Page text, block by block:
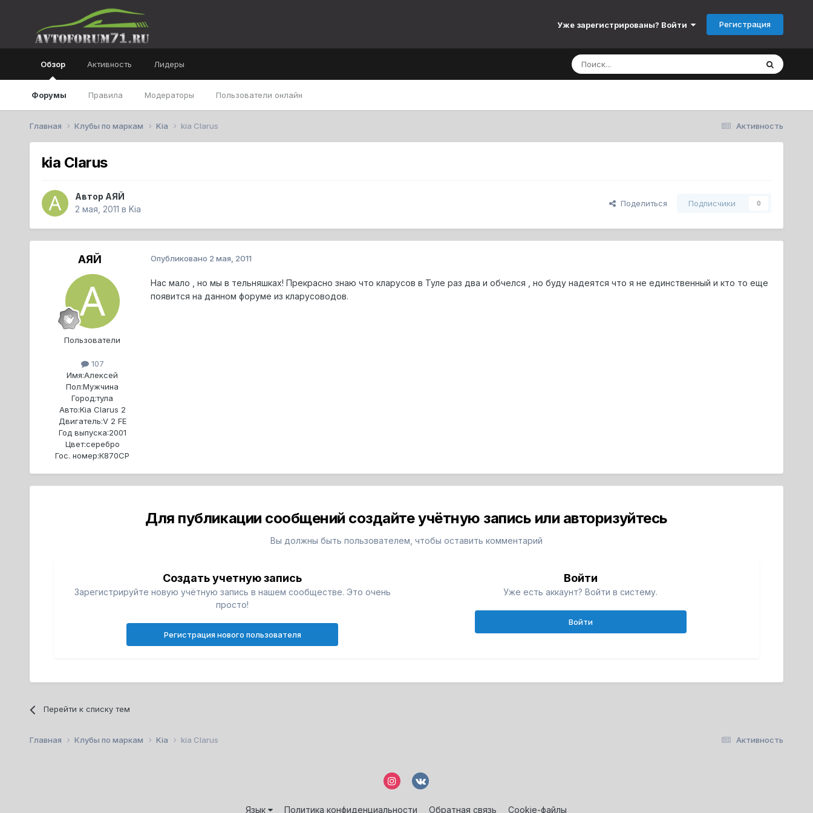
Уже зарегистрированы? Войти Регистрация
Обзор
Форумы Правила Модераторы Пользователи онлайн
Активность Лидеры
Активность
Главная Клубы по маркам Kia kia Clarus
kia Clarus
Автор АЯЙ
2 мая, 2011 в Kia
Поделиться Подписчики 0
АЯЙ
Пользователи
107
Имя:Алексей
Пол:Мужчина
Город:тула
Авто:Kia Clarus 2
Двигатель:V 2 FE
Год выпуска:2001
Цвет:серебро
Гос. номер:К870СР
Опубликовано 2 мая, 2011
Нас мало , но мы в тельняшках! Прекрасно знаю что кларусов в Туле раз два и обчелся , но буду надеятся что я не единственный и кто то еще
появится на данном форуме из кларусоводов.
Для публикации сообщений создайте учётную запись или авторизуйтесь
Вы должны быть пользователем, чтобы оставить комментарий
Создать учетную запись
Зарегистрируйте новую учётную запись в нашем сообществе. Это очень
просто!
Регистрация нового пользователя
Войти
Уже есть аккаунт? Войти в систему.
Войти
Перейти к списку тем
Активность
Главная Клубы по маркам Kia kia Clarus
Язык Политика конфиденциальности Обратная связь Cookie-файлы